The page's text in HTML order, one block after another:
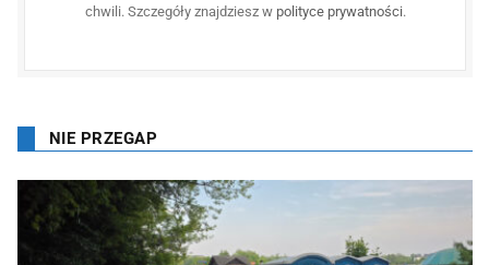
chwili. Szczegóły znajdziesz w polityce prywatności.
NIE PRZEGAP